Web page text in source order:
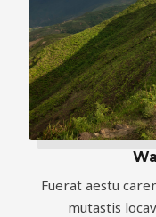
Fuerat aestu
mutastis